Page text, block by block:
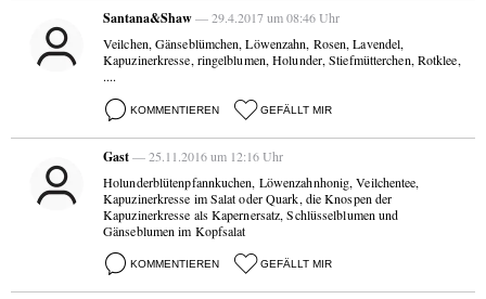
Santana&Shaw— 29.4.2017 um 08:46 Uhr
Veilchen, Gänseblümchen, Löwenzahn, Rosen, Lavendel,
Kapuzinerkresse, ringelblumen, Holunder, Stiefmütterchen, Rotklee,
....
KOMMENTIEREN GEFÄLLT MIR
Gast— 25.11.2016 um 12:16 Uhr
Holunderblütenpfannkuchen, Löwenzahnhonig, Veilchentee,
Kapuzinerkresse im Salat oder Quark, die Knospen der
Kapuzinerkresse als Kapernersatz, Schlüsselblumen und
Gänseblumen im Kopfsalat
KOMMENTIEREN GEFÄLLT MIR